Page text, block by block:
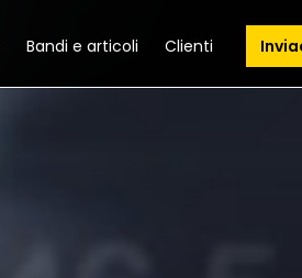
Bandi e articoli Clienti